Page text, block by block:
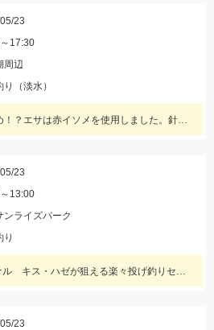
23
17:30
周辺
り（淡水）
今年はサイズが大きめ！？エサは赤イソメを使用しました。針外しにはフォーセップがあると鋏まれずにすみますよ！
23
13:00
ンライズパーク
り
仕掛はTulinoオリジナル キス・ハゼが狙える楽々投げ釣りセットがおススメです！
23